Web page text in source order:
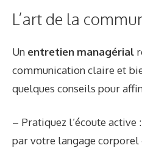
L’art de la
Un entretien managérial
communication claire et
quelques conseils pour
– Pratiquez l’écoute
par votre langage